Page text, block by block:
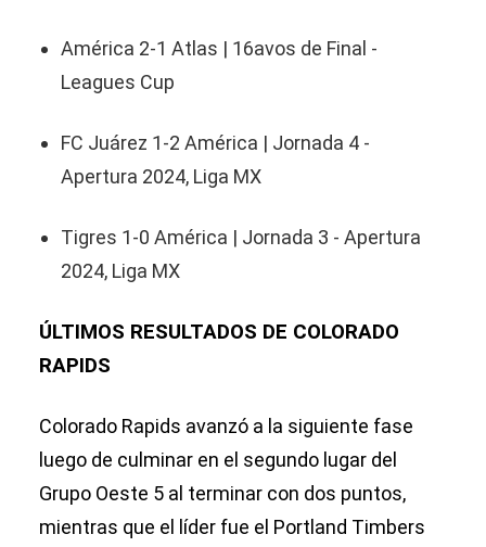
América 2-1 Atlas | 16avos de Final -
Leagues Cup
FC Juárez 1-2 América | Jornada 4 -
Apertura 2024, Liga MX
Tigres 1-0 América | Jornada 3 - Apertura
2024, Liga MX
ÚLTIMOS RESULTADOS DE COLORADO
RAPIDS
Colorado Rapids avanzó a la siguiente fase
luego de culminar en el segundo lugar del
Grupo Oeste 5 al terminar con dos puntos,
mientras que el líder fue el Portland Timbers